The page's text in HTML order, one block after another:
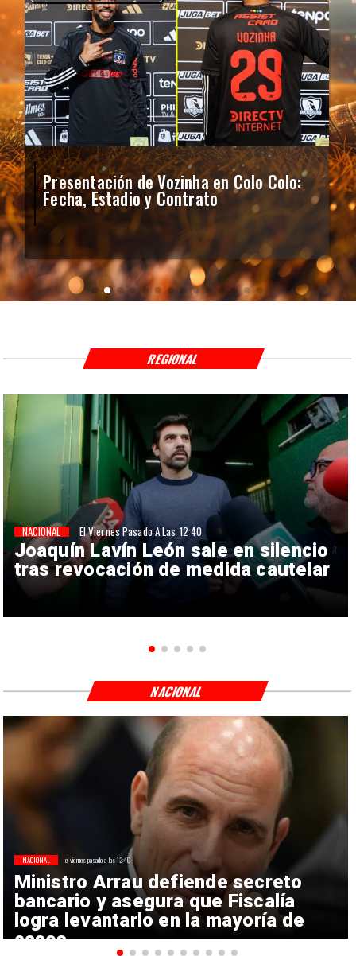
Presentación de Vozinha en Colo Colo:
Fecha, Estadio y Contrato
Joaquín Lavín León sale en silencio
tras revocación de medida cautelar
NACIONAL El Viernes Pasado A Las 12:40
REGIONAL
Ministro Arrau defiende secreto
bancario y asegura que Fiscalía
logra levantarlo en la mayoría de
casos
NACIONAL el viernes pasado a las 12:40
NACIONAL